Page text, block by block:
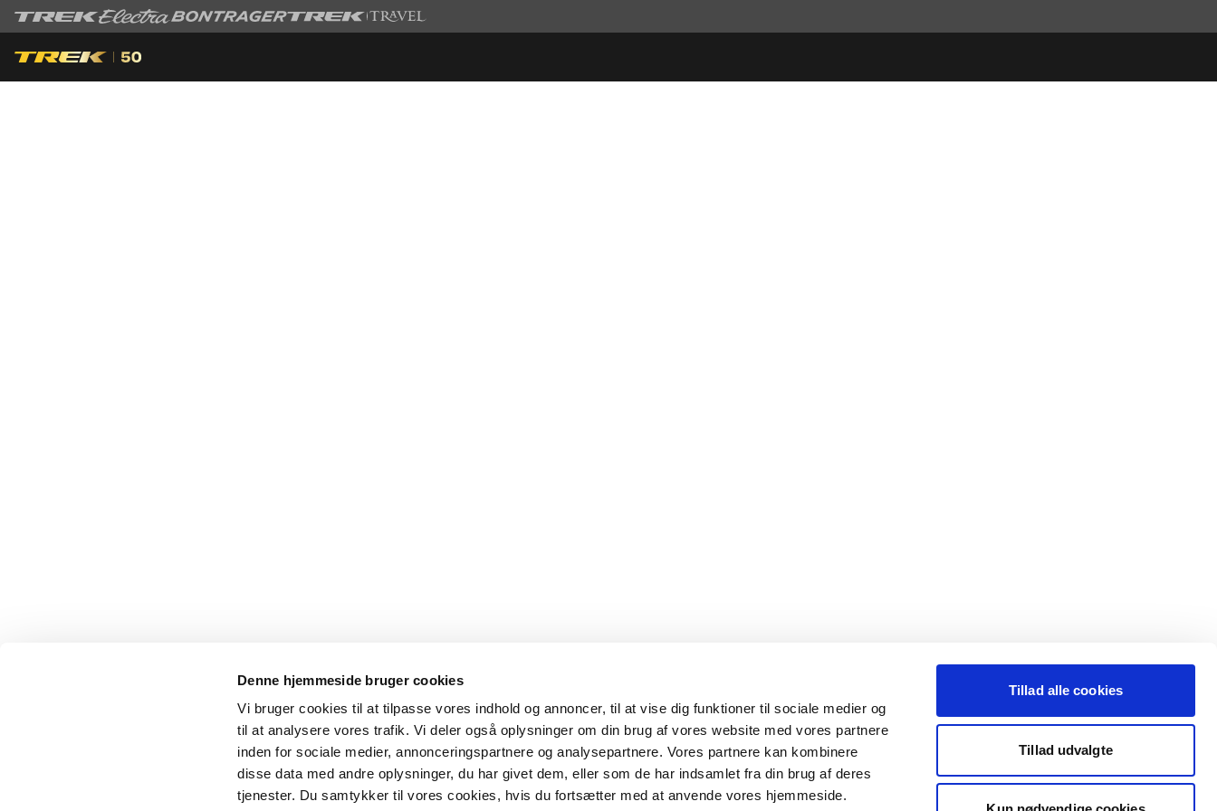
Denne hjemmeside bruger cookies
Vi bruger cookies til at tilpasse vores indhold og annoncer, til at vise dig funktioner til sociale medier og
til at analysere vores trafik. Vi deler også oplysninger om din brug af vores website med vores partnere
inden for sociale medier, annonceringspartnere og analysepartnere. Vores partnere kan kombinere
disse data med andre oplysninger, du har givet dem, eller som de har indsamlet fra din brug af deres
tjenester. Du samtykker til vores cookies, hvis du fortsætter med at anvende vores hjemmeside.
Tillad alle cookies
Tillad udvalgte